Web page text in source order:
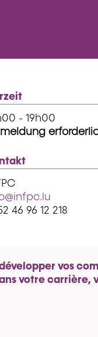
- 19h00
46 96 12 218
vos
votre carrière,